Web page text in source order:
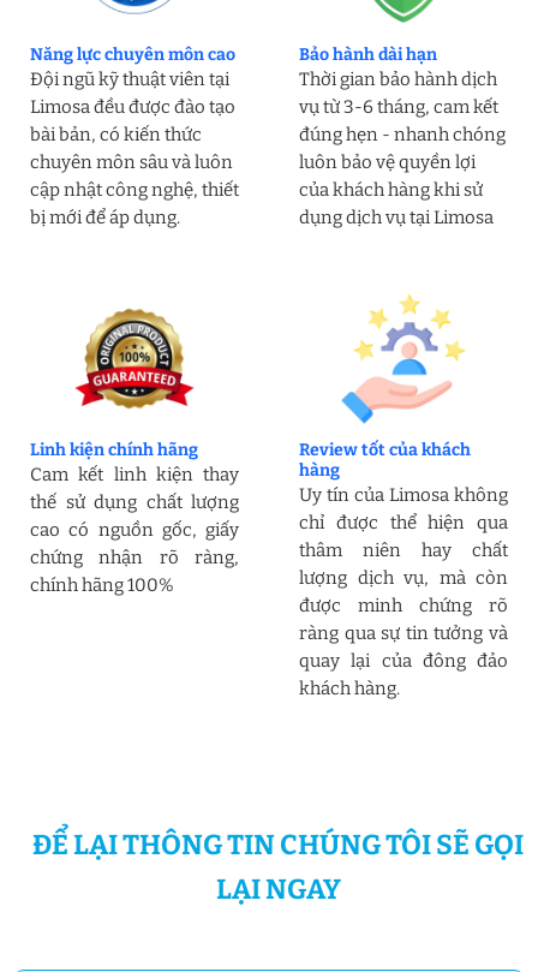
Năng lực chuyên môn cao
Đội ngũ kỹ thuật viên tại
Limosa đều được đào tạo
bài bản, có kiến thức
chuyên môn sâu và luôn
cập nhật công nghệ, thiết
bị mới để áp dụng.
Bảo hành dài hạn
Thời gian bảo hành dịch
vụ từ 3-6 tháng, cam kết
đúng hẹn - nhanh chóng
luôn bảo vệ quyền lợi
của khách hàng khi sử
dụng dịch vụ tại Limosa
Linh kiện chính hãng
Cam kết linh kiện thay
thế sử dụng chất lượng
cao có nguồn gốc, giấy
chứng nhận rõ ràng,
chính hãng 100%
Review tốt của khách
hàng
Uy tín của Limosa không
chỉ được thể hiện qua
thâm niên hay chất
lượng dịch vụ, mà còn
được minh chứng rõ
ràng qua sự tin tưởng và
quay lại của đông đảo
khách hàng.
ĐỂ LẠI THÔNG TIN CHÚNG TÔI SẼ GỌI
LẠI NGAY